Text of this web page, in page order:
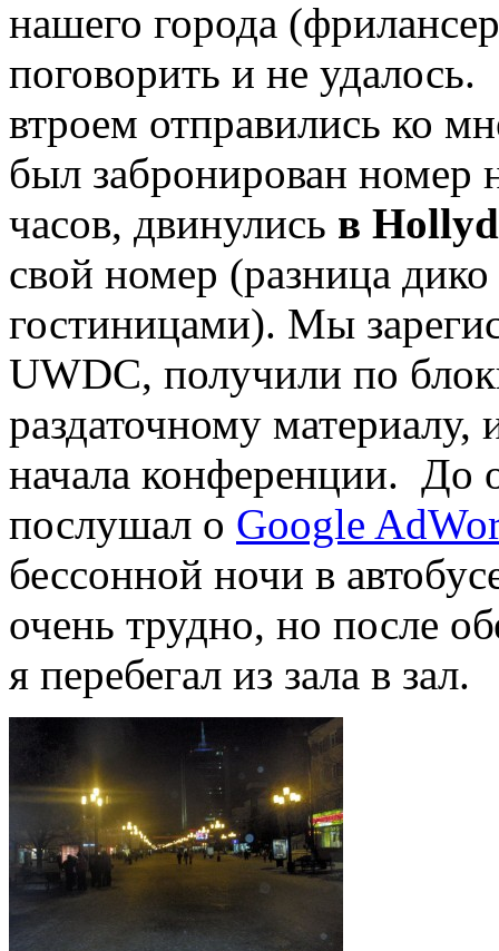
нашего города
поговорить и не
втроем отправились ко
был забронирован номер
часов, двинулись в
свой номер (разница
гостиницами). Мы
UWDC, получили по
раздаточному материалу,
начала конференции. До
послушал о Google
бессонной ночи в
очень трудно, но после
я перебегал из зала в зал.